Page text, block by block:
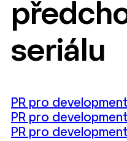
seriálu
PR pro
PR pro
PR pro development